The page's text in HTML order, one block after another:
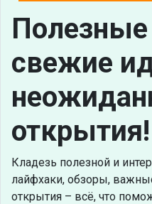
Полезные
свежие
открытия!
Кладезь полезной и
лайфхаки, обзоры,
открытия – всё, что